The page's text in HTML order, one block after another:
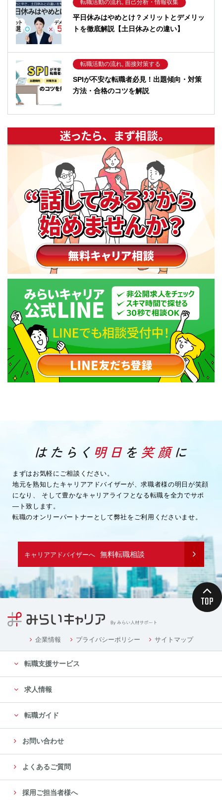
転職活動の流れ, 自己分析・情報収集
平日休みはやめとけ？メリットとデメリッ
トを徹底解説【土日休みとの違い】
転職活動の流れ, 面接対策する
SPIが不安な転職者必見！出題傾向・対策
方法・合格のコツを解説
まずはお気軽にご相談ください。
地元を熟知したキャリアアドバイザーが、求職者様の明日が笑顔
になり、
そして豊かなキャリアライフとなる転職を全力でサポ
―ト致します。
転職のオンリーパートナーとして弊社をご利用くださいませ。
キャリアアドバイザーへ 無料転職相談
企業情報 プライバシーポリシー サイトマップ
転職支援サービス
求人情報
転職ガイド
お問い合わせ
よくあるご質問
採用ご担当者様へ